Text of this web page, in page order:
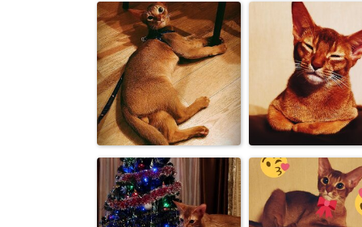
Абиссинец Бакс и
его хозяин.
Абиссинец
на этом фото
фотогенич...